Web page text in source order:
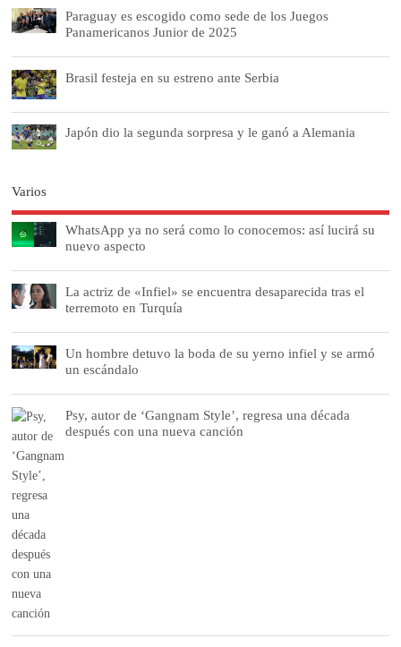
Paraguay es escogido como sede de los Juegos
Panamericanos Junior de 2025
Brasil festeja en su estreno ante Serbia
Japón dio la segunda sorpresa y le ganó a Alemania
Varios
WhatsApp ya no será como lo conocemos: así lucirá su
nuevo aspecto
La actriz de «Infiel» se encuentra desaparecida tras el
terremoto en Turquía
Un hombre detuvo la boda de su yerno infiel y se armó
un escándalo
Psy, autor de ‘Gangnam Style’, regresa una década
después con una nueva canción